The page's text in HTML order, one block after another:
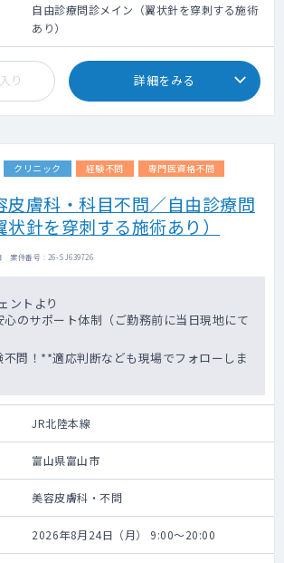
自由診療問診メイン（翼状針を穿刺する施術
あり）
り 詳細をみる
クリニック 経験不問 専門医資格不問
皮膚科・科目不問／自由診療問
針を穿刺する施術あり）
案件番号 : 26-SJ639726
ントより
心のサポート体制（ご勤務前に当日現地にて
問！**適応判断なども現場でフォローしま
JR北陸本線
富山県富山市
美容皮膚科・不問
2026年8月24日（月） 9:00～20:00